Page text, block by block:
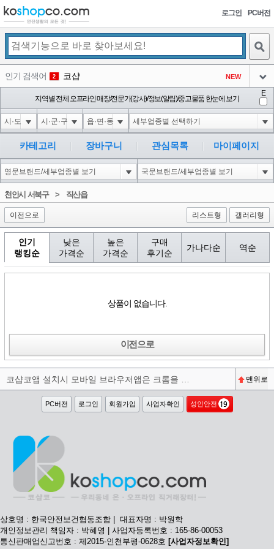
로그인 PC버전
인기 검색어 2 코샵 NEW
3 익스
아이콘
4 미끄럼방지
아이콘
5 대성설렁탕
아이콘
-16
6 1'"
아이콘
0
1
지역별 전체 오프라인 매장/전문가(강사)/정보(알림)/중고물품 한눈에 보기
E
카테고리 장바구니 관심목록 마이페이지
천안시 서북구> 직산읍
이전으로 리스트형 갤러리형
인기
랭킹순
낮은
가격순
높은
가격순
구매
후기순
가나다순 역순
상품이 없습니다.
이전으로
맨위로
PC버전 로그인 회원가입 사업자확인 성인안전
상호명 : 한국안전보건협동조합 | 대표자명 : 박원학
개인정보관리 책임자 : 박혜영 | 사업자등록번호 : 165-86-00053
통신판매업신고번호 : 제2015-인천부평-0628호 [사업자정보확인]